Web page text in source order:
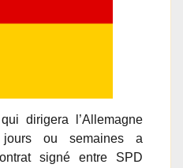
dirigera l’Allemagne
ou semaines a
signé entre SPD